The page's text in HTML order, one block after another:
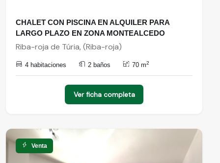
CHALET CON PISCINA EN ALQUILER PARA
LARGO PLAZO EN ZONA MONTEALCEDO
Riba-roja de Túria, (Riba-roja)
4 habitaciones 2 baños 70 m2
Ver ficha completa
Venta